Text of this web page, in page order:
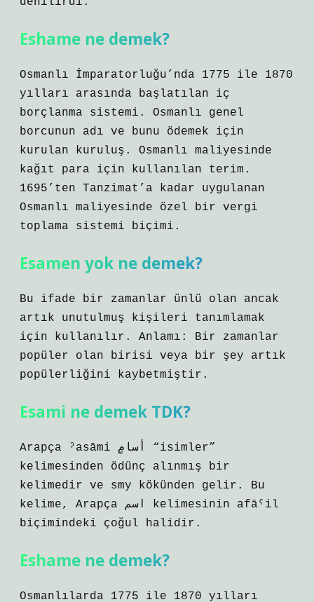
Eshame ne demek?
Osmanlı İmparatorluğu’nda 1775 ile 1870
yılları arasında başlatılan iç
borçlanma sistemi. Osmanlı genel
borcunun adı ve bunu ödemek için
kurulan kuruluş. Osmanlı maliyesinde
kağıt para için kullanılan terim.
1695’ten Tanzimat’a kadar uygulanan
Osmanlı maliyesinde özel bir vergi
toplama sistemi biçimi.
Esamen yok ne demek?
Bu ifade bir zamanlar ünlü olan ancak
artık unutulmuş kişileri tanımlamak
için kullanılır. Anlamı: Bir zamanlar
popüler olan birisi veya bir şey artık
popülerliğini kaybetmiştir.
Esami ne demek TDK?
Arapça ˀasāmi أسامٍ “isimler”
kelimesinden ödünç alınmış bir
kelimedir ve smy kökünden gelir. Bu
kelime, Arapça اسم kelimesinin afāˁil
biçimindeki çoğul halidir.
Eshame ne demek?
Osmanlılarda 1775 ile 1870 yılları